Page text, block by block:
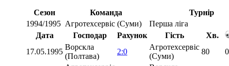
Сезон Команда
Турнір
1994/1995 Агротехсервіс (Суми)
Перша ліга
Дата
Господар Рахунок Гість
Хв.
17.05.1995
Ворскла
(Полтава)
2:0
Агротехсервіс
(Суми)
80 0